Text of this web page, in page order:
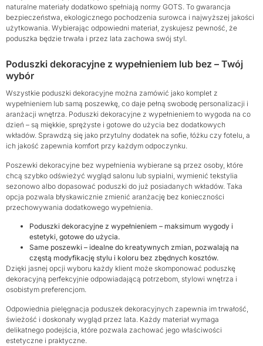
naturalne materiały dodatkowo spełniają normy GOTS. To gwarancja
bezpieczeństwa, ekologicznego pochodzenia surowca i najwyższej jakości
użytkowania. Wybierając odpowiedni materiał, zyskujesz pewność, że
poduszka będzie trwała i przez lata zachowa swój styl.
Poduszki dekoracyjne z wypełnieniem lub bez – Twój
wybór
Wszystkie poduszki dekoracyjne można zamówić jako komplet z
wypełnieniem lub samą poszewkę, co daje pełną swobodę personalizacji i
aranżacji wnętrza. Poduszki dekoracyjne z wypełnieniem to wygoda na co
dzień – są miękkie, sprężyste i gotowe do użycia bez dodatkowych
wkładów. Sprawdzą się jako przytulny dodatek na sofie, łóżku czy fotelu, a
ich jakość zapewnia komfort przy każdym odpoczynku.
Poszewki dekoracyjne bez wypełnienia wybierane są przez osoby, które
chcą szybko odświeżyć wygląd salonu lub sypialni, wymienić tekstylia
sezonowo albo dopasować poduszki do już posiadanych wkładów. Taka
opcja pozwala błyskawicznie zmienić aranżację bez konieczności
przechowywania dodatkowego wypełnienia.
Poduszki dekoracyjne z wypełnieniem – maksimum wygody i
estetyki, gotowe do użycia.
Same poszewki – idealne do kreatywnych zmian, pozwalają na
częstą modyfikację stylu i koloru bez zbędnych kosztów.
Dzięki jasnej opcji wyboru każdy klient może skomponować poduszkę
dekoracyjną perfekcyjnie odpowiadającą potrzebom, stylowi wnętrza i
osobistym preferencjom.
Odpowiednia pielęgnacja poduszek dekoracyjnych zapewnia im trwałość,
świeżość i doskonały wygląd przez lata. Każdy materiał wymaga
delikatnego podejścia, które pozwala zachować jego właściwości
estetyczne i praktyczne.